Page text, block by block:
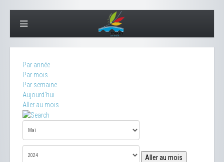
Par année
Par mois
Par semaine
Aujourd'hui
Aller au mois
Aller au mois